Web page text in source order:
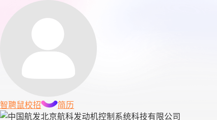
智聘鼠校招 简历